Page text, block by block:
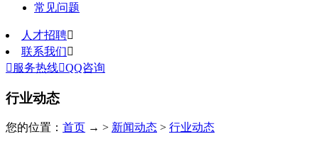
常见问题
人才招聘
联系我们
 服务热线QQ咨询
行业动态
您的位置： 首页 → > 新闻动态 > 行业动态